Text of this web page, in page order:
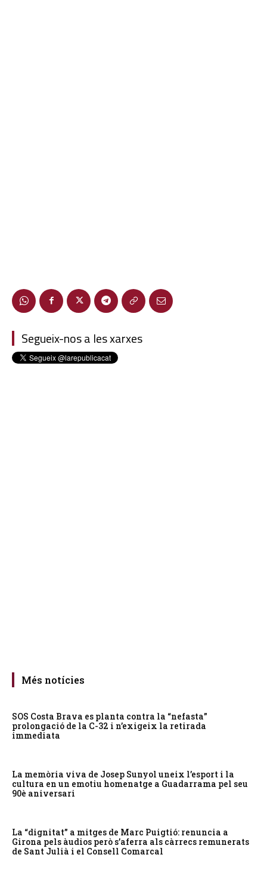
Segueix-nos a les xarxes
Més notícies
SOS Costa Brava es planta contra la “nefasta”
prolongació de la C-32 i n’exigeix la retirada
immediata
La memòria viva de Josep Sunyol uneix l’esport i la
cultura en un emotiu homenatge a Guadarrama pel seu
90è aniversari
La “dignitat” a mitges de Marc Puigtió: renuncia a
Girona pels àudios però s’aferra als càrrecs remunerats
de Sant Julià i el Consell Comarcal